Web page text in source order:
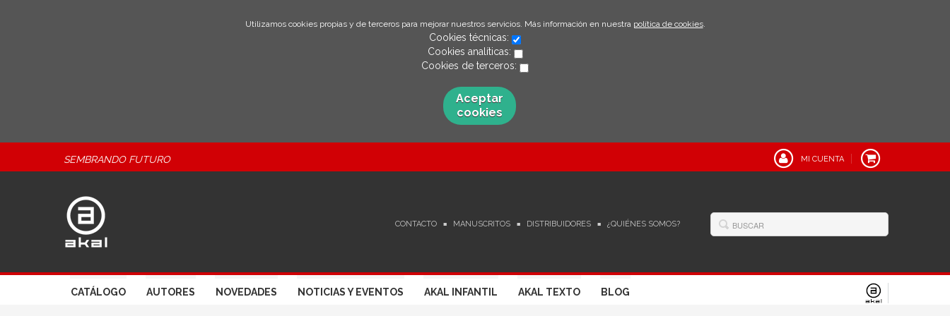
Utilizamos cookies propias y de terceros para mejorar nuestros servicios. Más información en nuestra política de cookies.
Cookies técnicas:
Cookies analíticas:
Cookies de terceros:
Aceptar
cookies
SEMBRANDO FUTURO MI CUENTA
CONTACTO MANUSCRITOS DISTRIBUIDORES ¿QUIÉNES SOMOS?
CATÁLOGO AUTORES NOVEDADES NOTICIAS Y EVENTOS AKAL INFANTIL AKAL TEXTO BLOG